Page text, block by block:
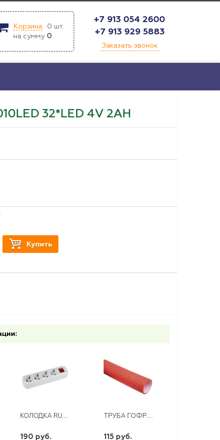
Корзина 0 шт.
на сумму 0
+7 913 054 2600
+7 913 929 5883
Заказать звонок
32*LED 4V 2AH
Купить
КОЛОДКА RUKA 4 ГН. С/З С ВЫКЛЮЧАТЕЛЕМ
190 руб.
ТРУБА ГОФР. ПНД С ЗОНД D 50 КРАСНАЯ
115 руб.